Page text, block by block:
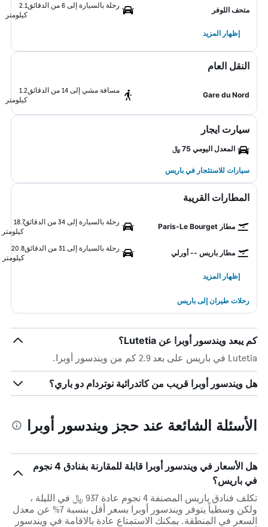
متحف اللوفر
رحلة بالسيارة إلى 6 من الدقائق
2.1
كيلومتر
إظهار المزيد
النقل العام
Gare du Nord
مسافة مشي إلى 14 من الدقائق
1.2
كيلومتر
سيارت ايجار
المعدل اليومي 75 ﷼
سيارات للاستئجار في باريس
المطارات القريبة
مطار Paris-Le Bourget
رحلة بالسيارة إلى 34 من الدقائق
18.7
كيلومتر
مطار باريس -- أورلي
رحلة بالسيارة إلى 31 من الدقائق
20.8
كيلومتر
إظهار المزيد
رحلات طيران إلى باريس
كم يبعد ويندسور أوبرا عن Lutetia؟
Lutetia في باريس على بعد 2.9 كم من ويندسور أوبرا.
هل ويندسور أوبرا قريب من كاتدرائية نوتردام دو باري؟
الأسئلة الشائعة عند حجز ويندسور أوبرا
هل الأسعار في ويندسور أوبرا قابلة للمقارنة بفنادق 4 نجوم
في باريس؟
تكلف فنادق باريس المصنفة 4 نجوم عادة 937 ﷼ في الليلة ،
ولكن وسطياً يتوفر ويندسور أوبرا بسعر أقل بنسبة 7% عن معدل
السعر في المنطقة. يمكنك الاستمتاع عادة بالاقامة في ويندسور